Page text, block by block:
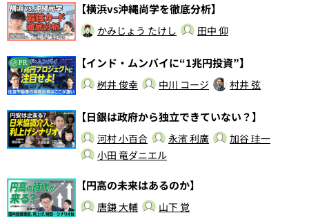
【横浜vs沖縄尚学を徹底分析】
かみじょう たけし 田中 仰
PR 【インド・ムンバイに“1兆円投資”】
桝井 俊幸 中川 コージ 村井 弦
【日銀は政府から独立できていない？】
河村 小百合 永濱 利廣
加谷 珪一
小田 竜ダニエル
【円高の未来はあるのか】
唐鎌 大輔 山下 覚